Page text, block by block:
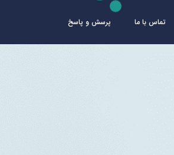
تماس با ما پرسش و پاسخ